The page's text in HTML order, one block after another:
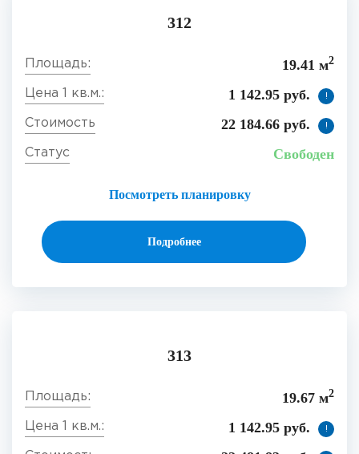
312
19.41 м2
1 142.95 руб. !
22 184.66 руб. !
Посмотреть планировку
Свободен
Подробнее
313
19.67 м2
1 142.95 руб. !